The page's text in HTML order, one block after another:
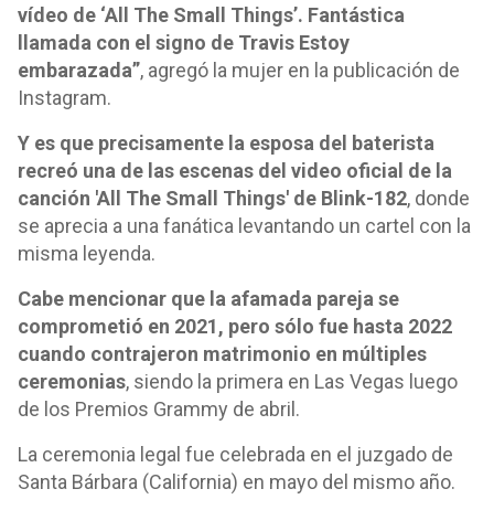
vídeo de ‘All The Small Things’. Fantástica
llamada con el signo de Travis Estoy
embarazada”, agregó la mujer en la publicación de
Instagram.
Y es que precisamente la esposa del baterista
recreó una de las escenas del video oficial de la
canción 'All The Small Things' de Blink-182, donde
se aprecia a una fanática levantando un cartel con la
misma leyenda.
Cabe mencionar que la afamada pareja se
comprometió en 2021, pero sólo fue hasta 2022
cuando contrajeron matrimonio en múltiples
ceremonias, siendo la primera en Las Vegas luego
de los Premios Grammy de abril.
La ceremonia legal fue celebrada en el juzgado de
Santa Bárbara (California) en mayo del mismo año.